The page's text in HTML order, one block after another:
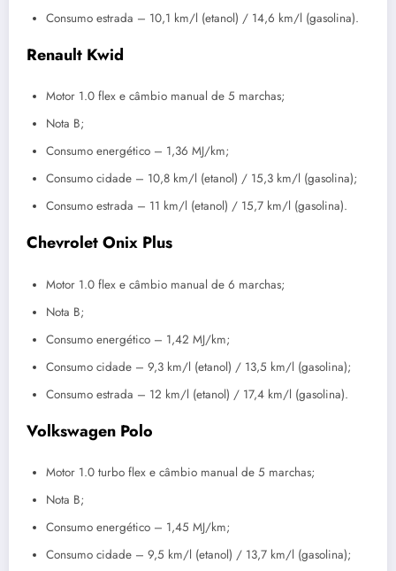
Consumo estrada – 10,1 km/l (etanol) / 14,6 km/l (gasolina).
Renault Kwid
Motor 1.0 flex e câmbio manual de 5 marchas;
Nota B;
Consumo energético – 1,36 MJ/km;
Consumo cidade – 10,8 km/l (etanol) / 15,3 km/l (gasolina);
Consumo estrada – 11 km/l (etanol) / 15,7 km/l (gasolina).
Chevrolet Onix Plus
Motor 1.0 flex e câmbio manual de 6 marchas;
Nota B;
Consumo energético – 1,42 MJ/km;
Consumo cidade – 9,3 km/l (etanol) / 13,5 km/l (gasolina);
Consumo estrada – 12 km/l (etanol) / 17,4 km/l (gasolina).
Volkswagen Polo
Motor 1.0 turbo flex e câmbio manual de 5 marchas;
Nota B;
Consumo energético – 1,45 MJ/km;
Consumo cidade – 9,5 km/l (etanol) / 13,7 km/l (gasolina);